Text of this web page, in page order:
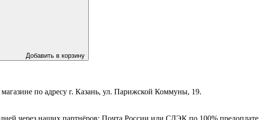
Добавить в корзину
по адресу г. Казань, ул. Парижской Коммуны, 19.
дней через наших партнёров: Почта России или СДЭК по 100% предоплате.